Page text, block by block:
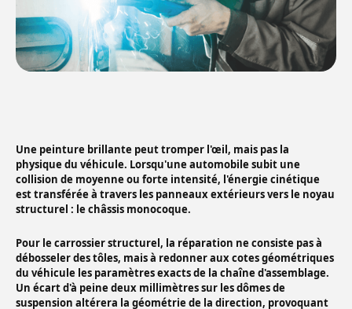
Une peinture brillante peut tromper l'œil, mais pas la
physique du véhicule. Lorsqu'une automobile subit une
collision de moyenne ou forte intensité, l'énergie cinétique
est transférée à travers les panneaux extérieurs vers le noyau
structurel : le châssis monocoque.
Pour le carrossier structurel, la réparation ne consiste pas à
débosseler des tôles, mais à redonner aux cotes géométriques
du véhicule les paramètres exacts de la chaîne d'assemblage.
Un écart d'à peine deux millimètres sur les dômes de
suspension altérera la géométrie de la direction, provoquant